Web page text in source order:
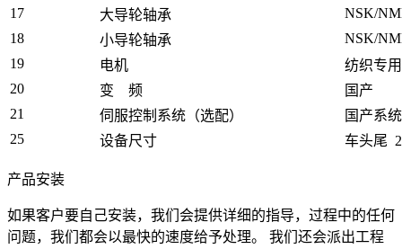
17
大导轮轴承
NSK/
18
小导轮轴承
NSK/
19
电机
纺织专
20
变 频
国产
21
伺服控制系统（选配）
国产系统
25
设备尺寸 车头尾
产品安装
如果客户要自己安装，我们会提供详细的指导，过程中的任何
问题，我们都会以最快的速度给予处理。 我们还会派出工程